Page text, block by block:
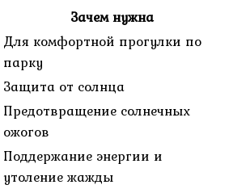
Зачем нужна
Для комфортной прогулки по
парку
Защита от солнца
Предотвращение солнечных
ожогов
Поддержание энергии и
утоление жажды